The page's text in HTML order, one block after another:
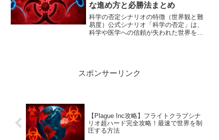
な進め方と必勝法まとめ
科学の否定シナリオの特徴（世界観と難
易度）公式シナリオ「科学の否定」は、
科学や医学への信頼が失われた世界を舞
スポンサーリンク
【Plague Inc攻略】フライトクラブシナ
リオ超ハード完全攻略！最速で世界を制
圧する方法